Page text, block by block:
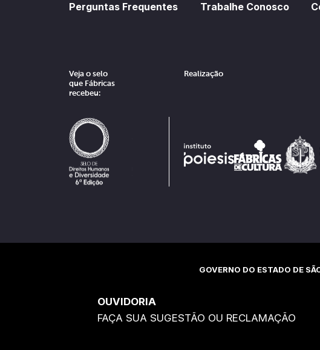
Perguntas Frequentes Trabalhe Conosco
Veja o selo
que Fábricas
recebeu:
Realização
GOVERNO DO ESTADO DE
OUVIDORIA
FAÇA SUA SUGESTÃO OU RECLAMAÇÃO